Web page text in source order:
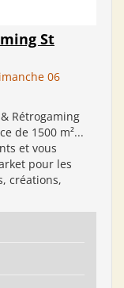
St
06
Rétrogaming
de 1500 m²...
et vous
pour les
créations,